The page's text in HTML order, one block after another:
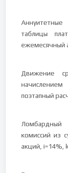
таблицы
ежемесячный
Движение
поэтапный
комиссий из
акций, i=14%,